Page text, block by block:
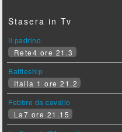
Stasera in Tv
Il padrino
Rete4 ore 21.3
Battleship
Italia 1 ore 21.2
Febbre da cavallo
La7 ore 21.15